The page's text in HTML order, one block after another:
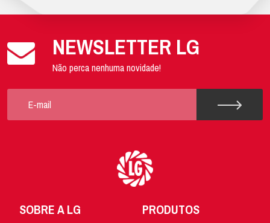
NEWSLETTER LG
Não perca nenhuma novidade!
SOBRE A LG PRODUTOS